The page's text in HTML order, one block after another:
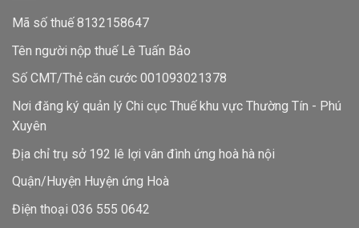
Mã số thuế 8132158647
Tên người nộp thuế Lê Tuấn Bảo
Số CMT/Thẻ căn cước 001093021378
Nơi đăng ký quản lý Chi cục Thuế khu vực Thường Tín - Phú
Xuyên
Địa chỉ trụ sở 192 lê lợi vân đình ứng hoà hà nội
Quận/Huyện Huyện ứng Hoà
Điện thoại 036 555 0642